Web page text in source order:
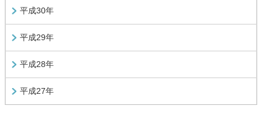
平成30年
平成29年
平成28年
平成27年